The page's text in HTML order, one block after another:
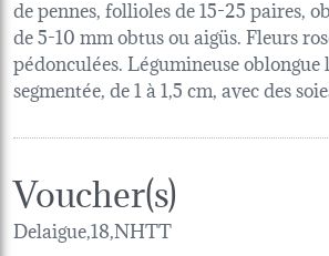
de pennes, follioles de 15-25 paires,
de 5-10 mm obtus ou aigüs. Fleurs
pédonculées. Légumineuse oblongue
segmentée, de 1 à 1,5 cm, avec des
Voucher(s)
Delaigue,18,NHTT